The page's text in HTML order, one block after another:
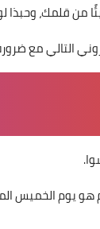
من قلمك، وحبذا
التالي مع
17 ابريل، 2025، حتى الساعة